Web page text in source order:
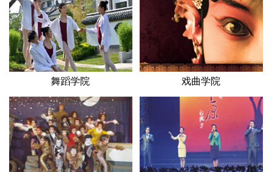
舞蹈学院 戏曲学院